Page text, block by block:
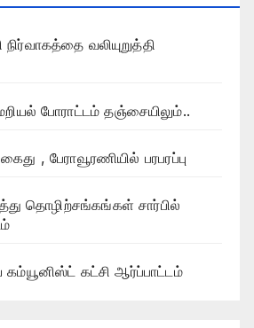
வலியுறுத்தி
போராட்டம் தஞ்சையிலும்..
, பேராவூரணியில் பரபரப்பு
தொழிற்சங்கங்கள் சார்பில்
கட்சி ஆர்ப்பாட்டம்